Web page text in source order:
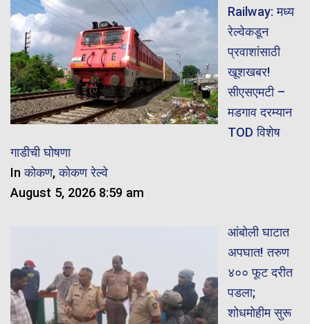
Railway: मध्य
रेल्वेकडून
प्रवाशांसाठी
खूशखबर!
सीएसएमटी –
मडगाव दरम्यान
TOD विशेष
गाडीची घोषणा
Inकोकण,कोकण रेल्वे
August 5, 2026 8:59 am
आंबोली घाटात
अपघात! तरुण
४०० फूट दरीत
पडला;
शोधमोहीम सुरू